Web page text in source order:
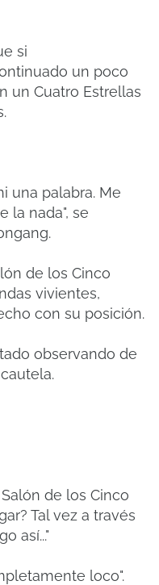
si
un poco
un Cuatro Estrellas
una palabra. Me
la nada", se
de los Cinco
vivientes,
con su posición.
observando de
de los Cinco
Tal vez a través
así..."
loco".